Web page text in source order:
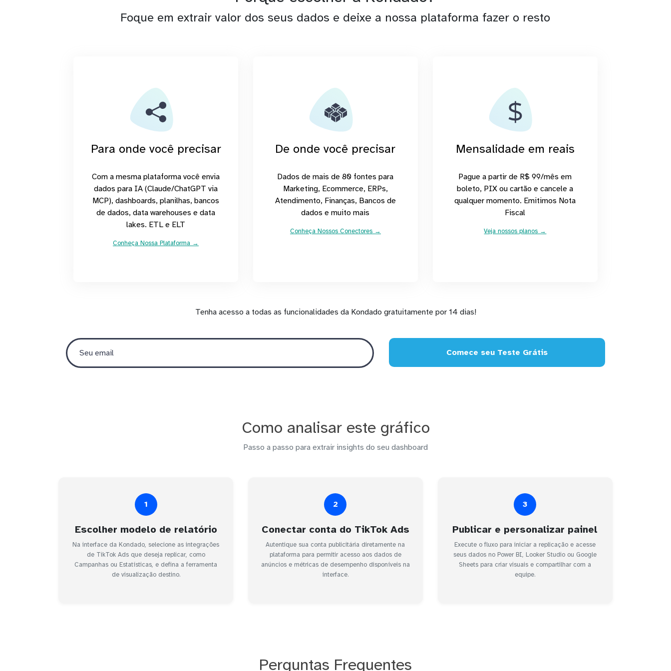
Foque em extrair valor dos seus dados e deixe a nossa plataforma fazer o resto
Para onde você precisar
Com a mesma plataforma você envia
dados para IA (Claude/ChatGPT via
MCP), dashboards, planilhas, bancos
de dados, data warehouses e data
lakes. ETL e ELT
Conheça Nossa Plataforma →
De onde você precisar
Dados de mais de 80 fontes para
Marketing, Ecommerce, ERPs,
Atendimento, Finanças, Bancos de
dados e muito mais
Conheça Nossos Conectores →
Mensalidade em reais
Pague a partir de R$ 99/mês em
boleto, PIX ou cartão e cancele a
qualquer momento. Emitimos Nota
Fiscal
Veja nossos planos →
Tenha acesso a todas as funcionalidades da Kondado gratuitamente por 14 dias!
Comece seu Teste Grátis
Como analisar este gráfico
Passo a passo para extrair insights do seu dashboard
1
Escolher modelo de relatório
Na interface da Kondado, selecione as integrações
de TikTok Ads que deseja replicar, como
Campanhas ou Estatísticas, e defina a ferramenta
de visualização destino.
2
Conectar conta do TikTok Ads
Autentique sua conta publicitária diretamente na
plataforma para permitir acesso aos dados de
anúncios e métricas de desempenho disponíveis na
interface.
3
Publicar e personalizar painel
Execute o fluxo para iniciar a replicação e acesse
seus dados no Power BI, Looker Studio ou Google
Sheets para criar visuais e compartilhar com a
equipe.
Perguntas Frequentes